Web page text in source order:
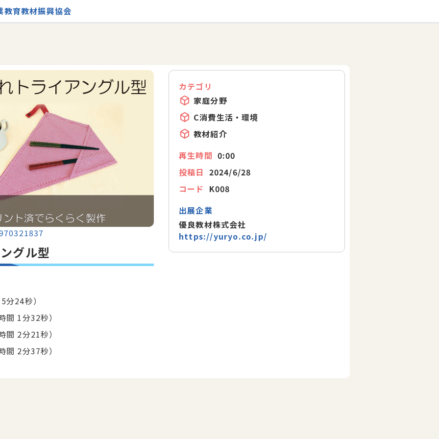
教育教材振興協会
グル型
分24秒）
間 1分32秒）
間 2分21秒）
間 2分37秒）
カテゴリ
家庭分野
C消費生活・環境
教材紹介
再生時間 0:00
投稿日 2024/6/28
コード K008
出展企業
優良教材株式会社
https://yuryo.co.jp/